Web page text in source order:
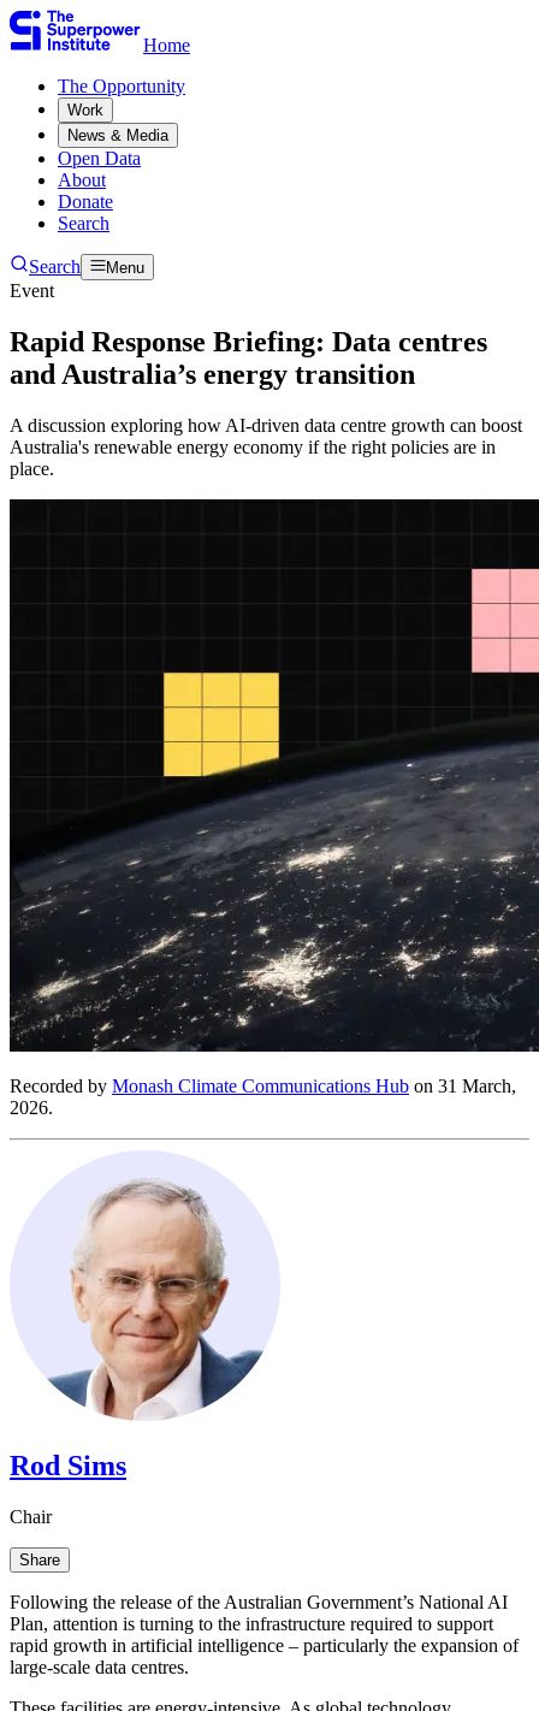
Home
The Opportunity​​​​‌ ‍ ​‍​‍‌‍ ‌ ​‍‌‍‍‌‌‍‌ ‌‍‍‌‌‍ ‍​‍​‍​ ‍‍​‍​‍‌ ​ ‌‍​‌‌‍ ‍‌‍‍‌‌ ‌​‌ ‍‌​‍ ‍‌‍‍‌‌‍ ​‍​‍​‍ ​​‍​‍‌‍‍​‌ ​‍‌‍‌‌‌‍‌‍​‍​‍​ ‍‍​‍​‍‌‍‍​‌ ‌​‌ ‌​‌ ​​​ ‍‍​‍ ​‍ ‌‍ ​‌‍ ‌‍​ ‌‍​‌‌‍ ​‌‍‍​‌‍ ‌ ​ ‌ ‌​​ ‍‍​ ​ ​ ​ ​ ​ ​ ​ ​‍ ‌‍‍‌‌‍ ‍‌ ‌​‌‍‌‌‌‍ ‍‌ ‌​​‍ ‌‍‌‌‌‍‌​‌‍‍‌‌ ‌​​‍ ‌‍ ‌‌‍ ‌‍‌​‌‍‌‌​ ‌‌ ​​‌ ​‍‌‍‌‌‌ ​ ‌‍‌‌‌‍ ‍‌ ‌​‌‍​‌‌ ‌​‌‍‍‌‌‍ ‌‍ ‍​ ‍ ‌‍‍‌‌‍‌​​ ‌​ ​‍​ ‌‍​ ‌‌​ ‌‍​ ​​‌‍‌‌​ ‍​​ ​​​‍ ‌​ ‌ ​ ‌​​ ‌‍​ ‌‌​‍ ‌​ ‌​​ ‍​​ ​ ​ ‍‌​‍ ‌​ ‍​​ ‌‍​ ​‍​ ‍‌​‍ ‌​ ‌‌​ ‌‌​ ‌ ​ ​‍‌‍‌‍​ ‍​​ ​‍​ ‍‌​ ‌‌​ ‍​​ ​​‌‍‌‌​ ‍ ‌ ‌​‌ ‍‌‌ ​​‌‍‌‌​ ‌‌ ​ ‌‍‌‌‌ ‌​‌ ‌​‌‍‍‌‌‍ ‍‌‍‌ ‌ ​ ​ ‍ ‌ ​​‌‍​‌‌ ‌​‌‍‍​​ ‌‌ ​ ‌‍‍‌‌ ‌​‌‍‌‌‌​ ‍‌‍​‌‌ ‌‍‌​‍‌‌ ‌​‌‍‌‌‌‍ ‌‌ ​ ​‍‌‌​ ‌‌‌​​‍‌‌ ‌‍‍ ‌‍‌‌‌ ‍‌​‍‌‌​ ​ ‌​‌​​‍‌‌​ ​ ‌​‌​​‍‌‌​ ​‍​ ​‍‌‍‌‌‌‍​‍‌‍‌‌‌‍​ ‌‍​‍‌‍​‌​ ​​​ ​​​ ​​​ ‌​​ ​​‌‍​ ​‍‌‌​ ​‍​ ​‍​‍‌‌​ ‌‌‌​‌​​‍ ‍‌‍ ​‌‍​‌‌‍​‍‌‍‌‌‌‍ ​​ ‌‍​‍‌‍​‌‌ ​ ‌‍‌‌‌‌‌‌‌ ​‍‌‍ ​​ ‌‌‍‍​‌ ‌​‌ ‌​‌ ​​​‍‌‌​ ​ ‌​​‌​‍‌‌​ ​‍‌​‌‍​‍‌‌​ ​‍‌​‌‍‌‍ ​‌‍ ‌‍​ ‌‍​‌‌‍ ​‌‍‍​‌‍ ‌ ​ ‌ ‌​​‍‌‌​ ​ ‌​​‌​ ​ ​ ​ ​ ​ ​ ​ ​‍‌‍‌‍‍‌‌‍‌​​ ‌​ ​‍​ ‌‍​ ‌‌​ ‌‍​ ​​‌‍‌‌​ ‍​​ ​​​‍ ‌​ ‌ ​ ‌​​ ‌‍​ ‌‌​‍ ‌​ ‌​​ ‍​​ ​ ​ ‍‌​‍ ‌​ ‍​​ ‌‍​ ​‍​ ‍‌​‍ ‌​ ‌‌​ ‌‌​ ‌ ​ ​‍‌‍‌‍​ ‍​​ ​‍​ ‍‌​ ‌‌​ ‍​​ ​​‌‍‌‌​‍‌‍‌ ‌​‌ ‍‌‌ ​​‌‍‌‌​ ‌‌ ​ ‌‍‌‌‌ ‌​‌ ‌​‌‍‍‌‌‍ ‍‌‍‌ ‌ ​ ​‍‌‍‌ ​​‌‍​‌‌ ‌​‌‍‍​​ ‌‌ ​ ‌‍‍‌‌ ‌​‌‍‌‌‌​ ‍‌‍​‌‌ ‌‍‌​‍‌‌ ‌​‌‍‌‌‌‍ ‌‌ ​ ​‍‌‌​ ‌‌‌​​‍‌‌ ‌‍‍ ‌‍‌‌‌ ‍‌​‍‌‌​ ​ ‌​‌​​‍‌‌​ ​ ‌​‌​​‍‌‌​ ​‍​ ​‍‌‍‌‌‌‍​‍‌‍‌‌‌‍​ ‌‍​‍‌‍​‌​ ​​​ ​​​ ​​​ ‌​​ ​​‌‍​ ​‍‌‌​ ​‍​ ​‍​‍‌‌​ ‌‌‌​‌​​‍ ‍‌‍ ​‌‍​‌‌‍​‍‌‍‌‌‌‍ ​​‍‌‍‌ ​​‌‍‌‌‌ ​‍‌ ​ ‌ ​​‌‍‌‌‌‍​ ‌ ‌​‌‍‍‌‌ ‌‍‌‍‌‌​ ‌‌ ​​‌ ‌‌‌‍​‍‌‍ ​‌‍‍‌‌ ​ ‌‍‍​‌‍‌‌‌‍‌​​‍​‍‌ ‌
Work​​​​‌ ‍ ​‍​‍‌‍ ‌ ​‍‌‍‍‌‌‍‌ ‌‍‍‌‌‍ ‍​‍​‍​ ‍‍​‍​‍‌ ​ ‌‍​‌‌‍ ‍‌‍‍‌‌ ‌​‌ ‍‌​‍ ‍‌‍‍‌‌‍ ​‍​‍​‍ ​​‍​‍‌‍‍​‌ ​‍‌‍‌‌‌‍‌‍​‍​‍​ ‍‍​‍​‍‌‍‍​‌ ‌​‌ ‌​‌ ​​​ ‍‍​‍ ​‍ ‌‍ ​‌‍ ‌‍​ ‌‍​‌‌‍ ​‌‍‍​‌‍ ‌ ​ ‌ ‌​​ ‍‍​ ​ ​ ​ ​ ​ ​ ​ ​‍ ‌‍‍‌‌‍ ‍‌ ‌​‌‍‌‌‌‍ ‍‌ ‌​​‍ ‌‍‌‌‌‍‌​‌‍‍‌‌ ‌​​‍ ‌‍ ‌‌‍ ‌‍‌​‌‍‌‌​ ‌‌ ​​‌ ​‍‌‍‌‌‌ ​ ‌‍‌‌‌‍ ‍‌ ‌​‌‍​‌‌ ‌​‌‍‍‌‌‍ ‌‍ ‍​ ‍ ‌‍‍‌‌‍‌​​ ‌​ ​‍​ ‌‍​ ‌‌​ ‌‍​ ​​‌‍‌‌​ ‍​​ ​​​‍ ‌​ ‌ ​ ‌​​ ‌‍​ ‌‌​‍ ‌​ ‌​​ ‍​​ ​ ​ ‍‌​‍ ‌​ ‍​​ ‌‍​ ​‍​ ‍‌​‍ ‌​ ‌‌​ ‌‌​ ‌ ​ ​‍‌‍‌‍​ ‍​​ ​‍​ ‍‌​ ‌‌​ ‍​​ ​​‌‍‌‌​ ‍ ‌ ‌​‌ ‍‌‌ ​​‌‍‌‌​ ‌‌ ​ ‌‍‌‌‌ ‌​‌ ‌​‌‍‍‌‌‍ ‍‌‍‌ ‌ ​ ​ ‍ ‌ ​​‌‍​‌‌ ‌​‌‍‍​​ ‌‌ ​ ‌‍‍‌‌ ‌​‌‍‌‌‌​ ‍‌‍​‌‌ ‌‍‌​‍‌‌ ‌​‌‍‌‌‌‍ ‌‌ ​ ​‍‌‌​ ‌‌‌​​‍‌‌ ‌‍‍ ‌‍‌‌‌ ‍‌​‍‌‌​ ​ ‌​‌​​‍‌‌​ ​ ‌​‌​​‍‌‌​ ​‍​ ​‍​ ‌‌​ ​​‌‍‌‍‌‍​‌‌‍‌​​ ‌‌​ ‌ ‌‍‌‍​ ‌ ‌‍​‌‌‍‌‌​ ​‍​ ‌ ​ ‌​‌‍‌‌​ ‍‌‌‍​ ​ ​​‌‍‌​​ ‍‌​ ​ ​ ‌‌​ ‌‌​ ​‍​ ‌ ​ ‌ ​ ‌‌‌‍‌​‌‍​‌​ ‍‌​ ​​​ ‌ ​‍‌‌​ ​‍​ ​‍​‍‌‌​ ‌‌‌​‌​​‍ ‍‌‍ ​‌‍​‌‌‍​‍‌‍‌‌‌‍ ​​ ‌‍​‍‌‍​‌‌ ​ ‌‍‌‌‌‌‌‌‌ ​‍‌‍ ​​ ‌‌‍‍​‌ ‌​‌ ‌​‌ ​​​‍‌‌​ ​ ‌​​‌​‍‌‌​ ​‍‌​‌‍​‍‌‌​ ​‍‌​‌‍‌‍ ​‌‍ ‌‍​ ‌‍​‌‌‍ ​‌‍‍​‌‍ ‌ ​ ‌ ‌​​‍‌‌​ ​ ‌​​‌​ ​ ​ ​ ​ ​ ​ ​ ​‍‌‍‌‍‍‌‌‍‌​​ ‌​ ​‍​ ‌‍​ ‌‌​ ‌‍​ ​​‌‍‌‌​ ‍​​ ​​​‍ ‌​ ‌ ​ ‌​​ ‌‍​ ‌‌​‍ ‌​ ‌​​ ‍​​ ​ ​ ‍‌​‍ ‌​ ‍​​ ‌‍​ ​‍​ ‍‌​‍ ‌​ ‌‌​ ‌‌​ ‌ ​ ​‍‌‍‌‍​ ‍​​ ​‍​ ‍‌​ ‌‌​ ‍​​ ​​‌‍‌‌​‍‌‍‌ ‌​‌ ‍‌‌ ​​‌‍‌‌​ ‌‌ ​ ‌‍‌‌‌ ‌​‌ ‌​‌‍‍‌‌‍ ‍‌‍‌ ‌ ​ ​‍‌‍‌ ​​‌‍​‌‌ ‌​‌‍‍​​ ‌‌ ​ ‌‍‍‌‌ ‌​‌‍‌‌‌​ ‍‌‍​‌‌ ‌‍‌​‍‌‌ ‌​‌‍‌‌‌‍ ‌‌ ​ ​‍‌‌​ ‌‌‌​​‍‌‌ ‌‍‍ ‌‍‌‌‌ ‍‌​‍‌‌​ ​ ‌​‌​​‍‌‌​ ​ ‌​‌​​‍‌‌​ ​‍​ ​‍​ ‌‌​ ​​‌‍‌‍‌‍​‌‌‍‌​​ ‌‌​ ‌ ‌‍‌‍​ ‌ ‌‍​‌‌‍‌‌​ ​‍​ ‌ ​ ‌​‌‍‌‌​ ‍‌‌‍​ ​ ​​‌‍‌​​ ‍‌​ ​ ​ ‌‌​ ‌‌​ ​‍​ ‌ ​ ‌ ​ ‌‌‌‍‌​‌‍​‌​ ‍‌​ ​​​ ‌ ​‍‌‌​ ​‍​ ​‍​‍‌‌​ ‌‌‌​‌​​‍ ‍‌‍ ​‌‍​‌‌‍​‍‌‍‌‌‌‍ ​​‍‌‍‌ ​​‌‍‌‌‌ ​‍‌ ​ ‌ ​​‌‍‌‌‌‍​ ‌ ‌​‌‍‍‌‌ ‌‍‌‍‌‌​ ‌‌ ​​‌ ‌‌‌‍​‍‌‍ ​‌‍‍‌‌ ​ ‌‍‍​‌‍‌‌‌‍‌​​‍​‍‌ ‌
News & Media​​​​‌ ‍ ​‍​‍‌‍ ‌ ​‍‌‍‍‌‌‍‌ ‌‍‍‌‌‍ ‍​‍​‍​ ‍‍​‍​‍‌ ​ ‌‍​‌‌‍ ‍‌‍‍‌‌ ‌​‌ ‍‌​‍ ‍‌‍‍‌‌‍ ​‍​‍​‍ ​​‍​‍‌‍‍​‌ ​‍‌‍‌‌‌‍‌‍​‍​‍​ ‍‍​‍​‍‌‍‍​‌ ‌​‌ ‌​‌ ​​​ ‍‍​‍ ​‍ ‌‍ ​‌‍ ‌‍​ ‌‍​‌‌‍ ​‌‍‍​‌‍ ‌ ​ ‌ ‌​​ ‍‍​ ​ ​ ​ ​ ​ ​ ​ ​‍ ‌‍‍‌‌‍ ‍‌ ‌​‌‍‌‌‌‍ ‍‌ ‌​​‍ ‌‍‌‌‌‍‌​‌‍‍‌‌ ‌​​‍ ‌‍ ‌‌‍ ‌‍‌​‌‍‌‌​ ‌‌ ​​‌ ​‍‌‍‌‌‌ ​ ‌‍‌‌‌‍ ‍‌ ‌​‌‍​‌‌ ‌​‌‍‍‌‌‍ ‌‍ ‍​ ‍ ‌‍‍‌‌‍‌​​ ‌​ ​‍​ ‌‍​ ‌‌​ ‌‍​ ​​‌‍‌‌​ ‍​​ ​​​‍ ‌​ ‌ ​ ‌​​ ‌‍​ ‌‌​‍ ‌​ ‌​​ ‍​​ ​ ​ ‍‌​‍ ‌​ ‍​​ ‌‍​ ​‍​ ‍‌​‍ ‌​ ‌‌​ ‌‌​ ‌ ​ ​‍‌‍‌‍​ ‍​​ ​‍​ ‍‌​ ‌‌​ ‍​​ ​​‌‍‌‌​ ‍ ‌ ‌​‌ ‍‌‌ ​​‌‍‌‌​ ‌‌ ​ ‌‍‌‌‌ ‌​‌ ‌​‌‍‍‌‌‍ ‍‌‍‌ ‌ ​ ​ ‍ ‌ ​​‌‍​‌‌ ‌​‌‍‍​​ ‌‌ ​ ‌‍‍‌‌ ‌​‌‍‌‌‌​ ‍‌‍​‌‌ ‌‍‌​‍‌‌ ‌​‌‍‌‌‌‍ ‌‌ ​ ​‍‌‌​ ‌‌‌​​‍‌‌ ‌‍‍ ‌‍‌‌‌ ‍‌​‍‌‌​ ​ ‌​‌​​‍‌‌​ ​ ‌​‌​​‍‌‌​ ​‍​ ​‍​ ​​​ ​ ​ ‌‌​ ‍‌​ ‌‍‌‍‌‌‌‍‌​‌‍‌‌​ ‍​​ ​​​ ‌ ​ ‌‌​‍‌‌​ ​‍​ ​‍​‍‌‌​ ‌‌‌​‌​​‍ ‍‌‍ ​‌‍​‌‌‍​‍‌‍‌‌‌‍ ​​ ‌‍​‍‌‍​‌‌ ​ ‌‍‌‌‌‌‌‌‌ ​‍‌‍ ​​ ‌‌‍‍​‌ ‌​‌ ‌​‌ ​​​‍‌‌​ ​ ‌​​‌​‍‌‌​ ​‍‌​‌‍​‍‌‌​ ​‍‌​‌‍‌‍ ​‌‍ ‌‍​ ‌‍​‌‌‍ ​‌‍‍​‌‍ ‌ ​ ‌ ‌​​‍‌‌​ ​ ‌​​‌​ ​ ​ ​ ​ ​ ​ ​ ​‍‌‍‌‍‍‌‌‍‌​​ ‌​ ​‍​ ‌‍​ ‌‌​ ‌‍​ ​​‌‍‌‌​ ‍​​ ​​​‍ ‌​ ‌ ​ ‌​​ ‌‍​ ‌‌​‍ ‌​ ‌​​ ‍​​ ​ ​ ‍‌​‍ ‌​ ‍​​ ‌‍​ ​‍​ ‍‌​‍ ‌​ ‌‌​ ‌‌​ ‌ ​ ​‍‌‍‌‍​ ‍​​ ​‍​ ‍‌​ ‌‌​ ‍​​ ​​‌‍‌‌​‍‌‍‌ ‌​‌ ‍‌‌ ​​‌‍‌‌​ ‌‌ ​ ‌‍‌‌‌ ‌​‌ ‌​‌‍‍‌‌‍ ‍‌‍‌ ‌ ​ ​‍‌‍‌ ​​‌‍​‌‌ ‌​‌‍‍​​ ‌‌ ​ ‌‍‍‌‌ ‌​‌‍‌‌‌​ ‍‌‍​‌‌ ‌‍‌​‍‌‌ ‌​‌‍‌‌‌‍ ‌‌ ​ ​‍‌‌​ ‌‌‌​​‍‌‌ ‌‍‍ ‌‍‌‌‌ ‍‌​‍‌‌​ ​ ‌​‌​​‍‌‌​ ​ ‌​‌​​‍‌‌​ ​‍​ ​‍​ ​​​ ​ ​ ‌‌​ ‍‌​ ‌‍‌‍‌‌‌‍‌​‌‍‌‌​ ‍​​ ​​​ ‌ ​ ‌‌​‍‌‌​ ​‍​ ​‍​‍‌‌​ ‌‌‌​‌​​‍ ‍‌‍ ​‌‍​‌‌‍​‍‌‍‌‌‌‍ ​​‍‌‍‌ ​​‌‍‌‌‌ ​‍‌ ​ ‌ ​​‌‍‌‌‌‍​ ‌ ‌​‌‍‍‌‌ ‌‍‌‍‌‌​ ‌‌ ​​‌ ‌‌‌‍​‍‌‍ ​‌‍‍‌‌ ​ ‌‍‍​‌‍‌‌‌‍‌​​‍​‍‌ ‌
Open Data​​​​‌ ‍ ​‍​‍‌‍ ‌ ​‍‌‍‍‌‌‍‌ ‌‍‍‌‌‍ ‍​‍​‍​ ‍‍​‍​‍‌ ​ ‌‍​‌‌‍ ‍‌‍‍‌‌ ‌​‌ ‍‌​‍ ‍‌‍‍‌‌‍ ​‍​‍​‍ ​​‍​‍‌‍‍​‌ ​‍‌‍‌‌‌‍‌‍​‍​‍​ ‍‍​‍​‍‌‍‍​‌ ‌​‌ ‌​‌ ​​​ ‍‍​‍ ​‍ ‌‍ ​‌‍ ‌‍​ ‌‍​‌‌‍ ​‌‍‍​‌‍ ‌ ​ ‌ ‌​​ ‍‍​ ​ ​ ​ ​ ​ ​ ​ ​‍ ‌‍‍‌‌‍ ‍‌ ‌​‌‍‌‌‌‍ ‍‌ ‌​​‍ ‌‍‌‌‌‍‌​‌‍‍‌‌ ‌​​‍ ‌‍ ‌‌‍ ‌‍‌​‌‍‌‌​ ‌‌ ​​‌ ​‍‌‍‌‌‌ ​ ‌‍‌‌‌‍ ‍‌ ‌​‌‍​‌‌ ‌​‌‍‍‌‌‍ ‌‍ ‍​ ‍ ‌‍‍‌‌‍‌​​ ‌​ ​‍​ ‌‍​ ‌‌​ ‌‍​ ​​‌‍‌‌​ ‍​​ ​​​‍ ‌​ ‌ ​ ‌​​ ‌‍​ ‌‌​‍ ‌​ ‌​​ ‍​​ ​ ​ ‍‌​‍ ‌​ ‍​​ ‌‍​ ​‍​ ‍‌​‍ ‌​ ‌‌​ ‌‌​ ‌ ​ ​‍‌‍‌‍​ ‍​​ ​‍​ ‍‌​ ‌‌​ ‍​​ ​​‌‍‌‌​ ‍ ‌ ‌​‌ ‍‌‌ ​​‌‍‌‌​ ‌‌ ​ ‌‍‌‌‌ ‌​‌ ‌​‌‍‍‌‌‍ ‍‌‍‌ ‌ ​ ​ ‍ ‌ ​​‌‍​‌‌ ‌​‌‍‍​​ ‌‌ ​ ‌‍‍‌‌ ‌​‌‍‌‌‌​ ‍‌‍​‌‌ ‌‍‌​‍‌‌ ‌​‌‍‌‌‌‍ ‌‌ ​ ​‍‌‌​ ‌‌‌​​‍‌‌ ‌‍‍ ‌‍‌‌‌ ‍‌​‍‌‌​ ​ ‌​‌​​‍‌‌​ ​ ‌​‌​​‍‌‌​ ​‍​ ​‍​ ‍​‌‍‌‍‌‍‌​​ ​ ​ ‍​‌‍​‍‌‍‌‌‌‍​ ​ ​‍‌‍​‍​ ‍‌​ ​ ​‍‌‌​ ​‍​ ​‍​‍‌‌​ ‌‌‌​‌​​‍ ‍‌‍ ​‌‍​‌‌‍​‍‌‍‌‌‌‍ ​​ ‌‍​‍‌‍​‌‌ ​ ‌‍‌‌‌‌‌‌‌ ​‍‌‍ ​​ ‌‌‍‍​‌ ‌​‌ ‌​‌ ​​​‍‌‌​ ​ ‌​​‌​‍‌‌​ ​‍‌​‌‍​‍‌‌​ ​‍‌​‌‍‌‍ ​‌‍ ‌‍​ ‌‍​‌‌‍ ​‌‍‍​‌‍ ‌ ​ ‌ ‌​​‍‌‌​ ​ ‌​​‌​ ​ ​ ​ ​ ​ ​ ​ ​‍‌‍‌‍‍‌‌‍‌​​ ‌​ ​‍​ ‌‍​ ‌‌​ ‌‍​ ​​‌‍‌‌​ ‍​​ ​​​‍ ‌​ ‌ ​ ‌​​ ‌‍​ ‌‌​‍ ‌​ ‌​​ ‍​​ ​ ​ ‍‌​‍ ‌​ ‍​​ ‌‍​ ​‍​ ‍‌​‍ ‌​ ‌‌​ ‌‌​ ‌ ​ ​‍‌‍‌‍​ ‍​​ ​‍​ ‍‌​ ‌‌​ ‍​​ ​​‌‍‌‌​‍‌‍‌ ‌​‌ ‍‌‌ ​​‌‍‌‌​ ‌‌ ​ ‌‍‌‌‌ ‌​‌ ‌​‌‍‍‌‌‍ ‍‌‍‌ ‌ ​ ​‍‌‍‌ ​​‌‍​‌‌ ‌​‌‍‍​​ ‌‌ ​ ‌‍‍‌‌ ‌​‌‍‌‌‌​ ‍‌‍​‌‌ ‌‍‌​‍‌‌ ‌​‌‍‌‌‌‍ ‌‌ ​ ​‍‌‌​ ‌‌‌​​‍‌‌ ‌‍‍ ‌‍‌‌‌ ‍‌​‍‌‌​ ​ ‌​‌​​‍‌‌​ ​ ‌​‌​​‍‌‌​ ​‍​ ​‍​ ‍​‌‍‌‍‌‍‌​​ ​ ​ ‍​‌‍​‍‌‍‌‌‌‍​ ​ ​‍‌‍​‍​ ‍‌​ ​ ​‍‌‌​ ​‍​ ​‍​‍‌‌​ ‌‌‌​‌​​‍ ‍‌‍ ​‌‍​‌‌‍​‍‌‍‌‌‌‍ ​​‍‌‍‌ ​​‌‍‌‌‌ ​‍‌ ​ ‌ ​​‌‍‌‌‌‍​ ‌ ‌​‌‍‍‌‌ ‌‍‌‍‌‌​ ‌‌ ​​‌ ‌‌‌‍​‍‌‍ ​‌‍‍‌‌ ​ ‌‍‍​‌‍‌‌‌‍‌​​‍​‍‌ ‌
About​​​​‌ ‍ ​‍​‍‌‍ ‌ ​‍‌‍‍‌‌‍‌ ‌‍‍‌‌‍ ‍​‍​‍​ ‍‍​‍​‍‌ ​ ‌‍​‌‌‍ ‍‌‍‍‌‌ ‌​‌ ‍‌​‍ ‍‌‍‍‌‌‍ ​‍​‍​‍ ​​‍​‍‌‍‍​‌ ​‍‌‍‌‌‌‍‌‍​‍​‍​ ‍‍​‍​‍‌‍‍​‌ ‌​‌ ‌​‌ ​​​ ‍‍​‍ ​‍ ‌‍ ​‌‍ ‌‍​ ‌‍​‌‌‍ ​‌‍‍​‌‍ ‌ ​ ‌ ‌​​ ‍‍​ ​ ​ ​ ​ ​ ​ ​ ​‍ ‌‍‍‌‌‍ ‍‌ ‌​‌‍‌‌‌‍ ‍‌ ‌​​‍ ‌‍‌‌‌‍‌​‌‍‍‌‌ ‌​​‍ ‌‍ ‌‌‍ ‌‍‌​‌‍‌‌​ ‌‌ ​​‌ ​‍‌‍‌‌‌ ​ ‌‍‌‌‌‍ ‍‌ ‌​‌‍​‌‌ ‌​‌‍‍‌‌‍ ‌‍ ‍​ ‍ ‌‍‍‌‌‍‌​​ ‌​ ​‍​ ‌‍​ ‌‌​ ‌‍​ ​​‌‍‌‌​ ‍​​ ​​​‍ ‌​ ‌ ​ ‌​​ ‌‍​ ‌‌​‍ ‌​ ‌​​ ‍​​ ​ ​ ‍‌​‍ ‌​ ‍​​ ‌‍​ ​‍​ ‍‌​‍ ‌​ ‌‌​ ‌‌​ ‌ ​ ​‍‌‍‌‍​ ‍​​ ​‍​ ‍‌​ ‌‌​ ‍​​ ​​‌‍‌‌​ ‍ ‌ ‌​‌ ‍‌‌ ​​‌‍‌‌​ ‌‌ ​ ‌‍‌‌‌ ‌​‌ ‌​‌‍‍‌‌‍ ‍‌‍‌ ‌ ​ ​ ‍ ‌ ​​‌‍​‌‌ ‌​‌‍‍​​ ‌‌ ​ ‌‍‍‌‌ ‌​‌‍‌‌‌​ ‍‌‍​‌‌ ‌‍‌​‍‌‌ ‌​‌‍‌‌‌‍ ‌‌ ​ ​‍‌‌​ ‌‌‌​​‍‌‌ ‌‍‍ ‌‍‌‌‌ ‍‌​‍‌‌​ ​ ‌​‌​​‍‌‌​ ​ ‌​‌​​‍‌‌​ ​‍​ ​‍​ ‌‍​ ​ ‌‍‌‌‌‍​‌‌‍​‍‌‍‌​‌‍‌‌​ ​​​ ‌‍​ ‌ ​ ‌ ​ ‌‌​‍‌‌​ ​‍​ ​‍​‍‌‌​ ‌‌‌​‌​​‍ ‍‌‍ ​‌‍​‌‌‍​‍‌‍‌‌‌‍ ​​ ‌‍​‍‌‍​‌‌ ​ ‌‍‌‌‌‌‌‌‌ ​‍‌‍ ​​ ‌‌‍‍​‌ ‌​‌ ‌​‌ ​​​‍‌‌​ ​ ‌​​‌​‍‌‌​ ​‍‌​‌‍​‍‌‌​ ​‍‌​‌‍‌‍ ​‌‍ ‌‍​ ‌‍​‌‌‍ ​‌‍‍​‌‍ ‌ ​ ‌ ‌​​‍‌‌​ ​ ‌​​‌​ ​ ​ ​ ​ ​ ​ ​ ​‍‌‍‌‍‍‌‌‍‌​​ ‌​ ​‍​ ‌‍​ ‌‌​ ‌‍​ ​​‌‍‌‌​ ‍​​ ​​​‍ ‌​ ‌ ​ ‌​​ ‌‍​ ‌‌​‍ ‌​ ‌​​ ‍​​ ​ ​ ‍‌​‍ ‌​ ‍​​ ‌‍​ ​‍​ ‍‌​‍ ‌​ ‌‌​ ‌‌​ ‌ ​ ​‍‌‍‌‍​ ‍​​ ​‍​ ‍‌​ ‌‌​ ‍​​ ​​‌‍‌‌​‍‌‍‌ ‌​‌ ‍‌‌ ​​‌‍‌‌​ ‌‌ ​ ‌‍‌‌‌ ‌​‌ ‌​‌‍‍‌‌‍ ‍‌‍‌ ‌ ​ ​‍‌‍‌ ​​‌‍​‌‌ ‌​‌‍‍​​ ‌‌ ​ ‌‍‍‌‌ ‌​‌‍‌‌‌​ ‍‌‍​‌‌ ‌‍‌​‍‌‌ ‌​‌‍‌‌‌‍ ‌‌ ​ ​‍‌‌​ ‌‌‌​​‍‌‌ ‌‍‍ ‌‍‌‌‌ ‍‌​‍‌‌​ ​ ‌​‌​​‍‌‌​ ​ ‌​‌​​‍‌‌​ ​‍​ ​‍​ ‌‍​ ​ ‌‍‌‌‌‍​‌‌‍​‍‌‍‌​‌‍‌‌​ ​​​ ‌‍​ ‌ ​ ‌ ​ ‌‌​‍‌‌​ ​‍​ ​‍​‍‌‌​ ‌‌‌​‌​​‍ ‍‌‍ ​‌‍​‌‌‍​‍‌‍‌‌‌‍ ​​‍‌‍‌ ​​‌‍‌‌‌ ​‍‌ ​ ‌ ​​‌‍‌‌‌‍​ ‌ ‌​‌‍‍‌‌ ‌‍‌‍‌‌​ ‌‌ ​​‌ ‌‌‌‍​‍‌‍ ​‌‍‍‌‌ ​ ‌‍‍​‌‍‌‌‌‍‌​​‍​‍‌ ‌
Donate​​​​‌ ‍ ​‍​‍‌‍ ‌ ​‍‌‍‍‌‌‍‌ ‌‍‍‌‌‍ ‍​‍​‍​ ‍‍​‍​‍‌ ​ ‌‍​‌‌‍ ‍‌‍‍‌‌ ‌​‌ ‍‌​‍ ‍‌‍‍‌‌‍ ​‍​‍​‍ ​​‍​‍‌‍‍​‌ ​‍‌‍‌‌‌‍‌‍​‍​‍​ ‍‍​‍​‍‌‍‍​‌ ‌​‌ ‌​‌ ​​​ ‍‍​‍ ​‍ ‌‍ ​‌‍ ‌‍​ ‌‍​‌‌‍ ​‌‍‍​‌‍ ‌ ​ ‌ ‌​​ ‍‍​ ​ ​ ​ ​ ​ ​ ​ ​‍ ‌‍‍‌‌‍ ‍‌ ‌​‌‍‌‌‌‍ ‍‌ ‌​​‍ ‌‍‌‌‌‍‌​‌‍‍‌‌ ‌​​‍ ‌‍ ‌‌‍ ‌‍‌​‌‍‌‌​ ‌‌ ​​‌ ​‍‌‍‌‌‌ ​ ‌‍‌‌‌‍ ‍‌ ‌​‌‍​‌‌ ‌​‌‍‍‌‌‍ ‌‍ ‍​ ‍ ‌‍‍‌‌‍‌​​ ‌​ ​‍​ ‌‍​ ‌‌​ ‌‍​ ​​‌‍‌‌​ ‍​​ ​​​‍ ‌​ ‌ ​ ‌​​ ‌‍​ ‌‌​‍ ‌​ ‌​​ ‍​​ ​ ​ ‍‌​‍ ‌​ ‍​​ ‌‍​ ​‍​ ‍‌​‍ ‌​ ‌‌​ ‌‌​ ‌ ​ ​‍‌‍‌‍​ ‍​​ ​‍​ ‍‌​ ‌‌​ ‍​​ ​​‌‍‌‌​ ‍ ‌ ‌​‌ ‍‌‌ ​​‌‍‌‌​ ‌‌ ​ ‌‍‌‌‌ ‌​‌ ‌​‌‍‍‌‌‍ ‍‌‍‌ ‌ ​ ​ ‍ ‌ ​​‌‍​‌‌ ‌​‌‍‍​​ ‌‌ ​ ‌‍‍‌‌ ‌​‌‍‌‌‌​ ‍‌‍​‌‌ ‌‍‌​‍‌‌ ‌​‌‍‌‌‌‍ ‌‌ ​ ​‍‌‌​ ‌‌‌​​‍‌‌ ‌‍‍ ‌‍‌‌‌ ‍‌​‍‌‌​ ​ ‌​‌​​‍‌‌​ ​ ‌​‌​​‍‌‌​ ​‍​ ​‍​ ‌​​ ‍‌​ ‌‍​ ​ ​ ‍​‌‍​ ​ ‌‌​ ​‍‌‍‌‌​ ​‍​ ‌‌‌‍‌‌​‍‌‌​ ​‍​ ​‍​‍‌‌​ ‌‌‌​‌​​‍ ‍‌‍ ​‌‍​‌‌‍​‍‌‍‌‌‌‍ ​​ ‌‍​‍‌‍​‌‌ ​ ‌‍‌‌‌‌‌‌‌ ​‍‌‍ ​​ ‌‌‍‍​‌ ‌​‌ ‌​‌ ​​​‍‌‌​ ​ ‌​​‌​‍‌‌​ ​‍‌​‌‍​‍‌‌​ ​‍‌​‌‍‌‍ ​‌‍ ‌‍​ ‌‍​‌‌‍ ​‌‍‍​‌‍ ‌ ​ ‌ ‌​​‍‌‌​ ​ ‌​​‌​ ​ ​ ​ ​ ​ ​ ​ ​‍‌‍‌‍‍‌‌‍‌​​ ‌​ ​‍​ ‌‍​ ‌‌​ ‌‍​ ​​‌‍‌‌​ ‍​​ ​​​‍ ‌​ ‌ ​ ‌​​ ‌‍​ ‌‌​‍ ‌​ ‌​​ ‍​​ ​ ​ ‍‌​‍ ‌​ ‍​​ ‌‍​ ​‍​ ‍‌​‍ ‌​ ‌‌​ ‌‌​ ‌ ​ ​‍‌‍‌‍​ ‍​​ ​‍​ ‍‌​ ‌‌​ ‍​​ ​​‌‍‌‌​‍‌‍‌ ‌​‌ ‍‌‌ ​​‌‍‌‌​ ‌‌ ​ ‌‍‌‌‌ ‌​‌ ‌​‌‍‍‌‌‍ ‍‌‍‌ ‌ ​ ​‍‌‍‌ ​​‌‍​‌‌ ‌​‌‍‍​​ ‌‌ ​ ‌‍‍‌‌ ‌​‌‍‌‌‌​ ‍‌‍​‌‌ ‌‍‌​‍‌‌ ‌​‌‍‌‌‌‍ ‌‌ ​ ​‍‌‌​ ‌‌‌​​‍‌‌ ‌‍‍ ‌‍‌‌‌ ‍‌​‍‌‌​ ​ ‌​‌​​‍‌‌​ ​ ‌​‌​​‍‌‌​ ​‍​ ​‍​ ‌​​ ‍‌​ ‌‍​ ​ ​ ‍​‌‍​ ​ ‌‌​ ​‍‌‍‌‌​ ​‍​ ‌‌‌‍‌‌​‍‌‌​ ​‍​ ​‍​‍‌‌​ ‌‌‌​‌​​‍ ‍‌‍ ​‌‍​‌‌‍​‍‌‍‌‌‌‍ ​​‍‌‍‌ ​​‌‍‌‌‌ ​‍‌ ​ ‌ ​​‌‍‌‌‌‍​ ‌ ‌​‌‍‍‌‌ ‌‍‌‍‌‌​ ‌‌ ​​‌ ‌‌‌‍​‍‌‍ ​‌‍‍‌‌ ​ ‌‍‍​‌‍‌‌‌‍‌​​‍​‍‌ ‌
Search
Search Menu
Event
Rapid Response Briefing: Data centres
and Australia’s energy transition​​​​‌ ‍ ​‍​‍‌‍ ‌ ​‍‌‍‍‌‌‍‌ ‌‍‍‌‌‍ ‍​‍​‍​ ‍‍​‍​‍‌ ​ ‌‍​‌‌‍ ‍‌‍‍‌‌ ‌​‌ ‍‌​‍ ‍‌‍‍‌‌‍ ​‍​‍​‍ ​​‍​‍‌‍‍​‌ ​‍‌‍‌‌‌‍‌‍​‍​‍​ ‍‍​‍​‍‌‍‍​‌ ‌​‌ ‌​‌ ​​​ ‍‍​‍ ​‍ ‌‍ ​‌‍ ‌‍​ ‌‍​‌‌‍ ​‌‍‍​‌‍ ‌ ​ ‌ ‌​​ ‍‍​ ​ ​ ​ ​ ​ ​ ​ ​‍ ‌‍‍‌‌‍ ‍‌ ‌​‌‍‌‌‌‍ ‍‌ ‌​​‍ ‌‍‌‌‌‍‌​‌‍‍‌‌ ‌​​‍ ‌‍ ‌‌‍ ‌‍‌​‌‍‌‌​ ‌‌ ​​‌ ​‍‌‍‌‌‌ ​ ‌‍‌‌‌‍ ‍‌ ‌​‌‍​‌‌ ‌​‌‍‍‌‌‍ ‌‍ ‍​ ‍ ‌‍‍‌‌‍‌​​ ‌​ ‌ ​ ​‍‌‍‌‍‌‍‌‌​ ​ ​ ‌​​ ‍​​ ‍‌​‍ ‌​ ‌‌​ ‌‌‌‍‌‌​ ‍​​‍ ‌​ ‌​​ ‌‌​ ‌ ​ ‌ ​‍ ‌​ ‍‌‌‍​‌​ ‌‌‌‍‌‍​‍ ‌​ ‍​​ ​​​ ‌​​ ​‍​ ‍​‌‍‌‍​ ‍‌​ ​‍‌‍​‌​ ​‍​ ‌​​ ‍​​ ‍ ‌ ‌​‌ ‍‌‌ ​​‌‍‌‌​ ‌‌‍ ‍‌‍‌‌‌ ‌ ‌ ​ ​ ‍ ‌ ​​‌‍​‌‌ ‌​‌‍‍​​ ‌‌ ‌​‌‍‍‌‌ ‌​‌‍ ​‌‍‌‌​ ‌‍​‍‌‍​‌‌ ​ ‌‍‌‌‌‌‌‌‌ ​‍‌‍ ​​ ‌‌‍‍​‌ ‌​‌ ‌​‌ ​​​‍‌‌​ ​ ‌​​‌​‍‌‌​ ​‍‌​‌‍​‍‌‌​ ​‍‌​‌‍‌‍ ​‌‍ ‌‍​ ‌‍​‌‌‍ ​‌‍‍​‌‍ ‌ ​ ‌ ‌​​‍‌‌​ ​ ‌​​‌​ ​ ​ ​ ​ ​ ​ ​ ​‍‌‍‌‍‍‌‌‍‌​​ ‌​ ‌ ​ ​‍‌‍‌‍‌‍‌‌​ ​ ​ ‌​​ ‍​​ ‍‌​‍ ‌​ ‌‌​ ‌‌‌‍‌‌​ ‍​​‍ ‌​ ‌​​ ‌‌​ ‌ ​ ‌ ​‍ ‌​ ‍‌‌‍​‌​ ‌‌‌‍‌‍​‍ ‌​ ‍​​ ​​​ ‌​​ ​‍​ ‍​‌‍‌‍​ ‍‌​ ​‍‌‍​‌​ ​‍​ ‌​​ ‍​​‍‌‍‌ ‌​‌ ‍‌‌ ​​‌‍‌‌​ ‌‌‍ ‍‌‍‌‌‌ ‌ ‌ ​ ​‍‌‍‌ ​​‌‍​‌‌ ‌​‌‍‍​​ ‌‌ ‌​‌‍‍‌‌ ‌​‌‍ ​‌‍‌‌​‍‌‍‌ ​​‌‍‌‌‌ ​‍‌ ​ ‌ ​​‌‍‌‌‌‍​ ‌ ‌​‌‍‍‌‌ ‌‍‌‍‌‌​ ‌‌ ​​‌ ‌‌‌‍​‍‌‍ ​‌‍‍‌‌ ​ ‌‍‍​‌‍‌‌‌‍‌​​‍​‍‌ ‌
A discussion exploring how AI-driven data centre growth can boost
Australia's renewable energy economy if the right policies are in
place.​​​​‌ ‍ ​‍​‍‌‍ ‌ ​‍‌‍‍‌‌‍‌ ‌‍‍‌‌‍ ‍​‍​‍​ ‍‍​‍​‍‌ ​ ‌‍​‌‌‍ ‍‌‍‍‌‌ ‌​‌ ‍‌​‍ ‍‌‍‍‌‌‍ ​‍​‍​‍ ​​‍​‍‌‍‍​‌ ​‍‌‍‌‌‌‍‌‍​‍​‍​ ‍‍​‍​‍‌‍‍​‌ ‌​‌ ‌​‌ ​​​ ‍‍​‍ ​‍ ‌‍ ​‌‍ ‌‍​ ‌‍​‌‌‍ ​‌‍‍​‌‍ ‌ ​ ‌ ‌​​ ‍‍​ ​ ​ ​ ​ ​ ​ ​ ​‍ ‌‍‍‌‌‍ ‍‌ ‌​‌‍‌‌‌‍ ‍‌ ‌​​‍ ‌‍‌‌‌‍‌​‌‍‍‌‌ ‌​​‍ ‌‍ ‌‌‍ ‌‍‌​‌‍‌‌​ ‌‌ ​​‌ ​‍‌‍‌‌‌ ​ ‌‍‌‌‌‍ ‍‌ ‌​‌‍​‌‌ ‌​‌‍‍‌‌‍ ‌‍ ‍​ ‍ ‌‍‍‌‌‍‌​​ ‌​ ‌ ​ ​‍‌‍‌‍‌‍‌‌​ ​ ​ ‌​​ ‍​​ ‍‌​‍ ‌​ ‌‌​ ‌‌‌‍‌‌​ ‍​​‍ ‌​ ‌​​ ‌‌​ ‌ ​ ‌ ​‍ ‌​ ‍‌‌‍​‌​ ‌‌‌‍‌‍​‍ ‌​ ‍​​ ​​​ ‌​​ ​‍​ ‍​‌‍‌‍​ ‍‌​ ​‍‌‍​‌​ ​‍​ ‌​​ ‍​​ ‍ ‌ ‌​‌ ‍‌‌ ​​‌‍‌‌​ ‌‌‍ ‍‌‍‌‌‌ ‌ ‌ ​ ​ ‍ ‌ ​​‌‍​‌‌ ‌​‌‍‍​​ ‌‌‍‌​‌‍‌‌‌ ​ ‌‍​ ‌ ​‍‌‍‍‌‌ ​​‌ ‌​‌‍‍‌‌‍ ‌‍ ‍​‍‌‌​ ‌‌‌​​‍‌‌ ‌‍‍ ‌‍‌‌‌ ‍‌​‍‌‌​ ​ ‌​‌​​‍‌‌​ ​ ‌​‌​​‍‌‌​ ​‍​ ​‍​ ​ ​ ‌ ‌‍‌‍​ ‌​​ ‌​‌‍‌‍​ ​‌‌‍​‍​ ​‌​ ​‌​ ​ ‌‍​ ​‍‌‌​ ​‍​ ​‍​‍‌‌​ ‌‌‌​‌​​‍ ‍‌‍​ ‌‍‍​‌‍‍‌‌‍ ​‌‍‌​‌ ​‍‌‍‌‌‌‍ ‍​‍‌‌​ ‌‌‌​​‍‌‌ ‌‍‍ ‌‍‌‌‌ ‍‌​‍‌‌​ ​ ‌​‌​​‍‌‌​ ​ ‌​‌​​‍‌‌​ ​‍​ ​‍‌‍‌​‌‍​ ‌‍‌‍​ ​ ​ ‌‍​ ‌​‌‍‌‌‌‍​‍​ ​​‌‍​‍‌‍‌​​ ​‌​‍‌‌​ ​‍​ ​‍​‍‌‌​ ‌‌‌​‌​​‍ ‍‌ ‌​‌‍‌‌‌ ‍​‌ ‌​​ ‌‍​‍‌‍​‌‌ ​ ‌‍‌‌‌‌‌‌‌ ​‍‌‍ ​​ ‌‌‍‍​‌ ‌​‌ ‌​‌ ​​​‍‌‌​ ​ ‌​​‌​‍‌‌​ ​‍‌​‌‍​‍‌‌​ ​‍‌​‌‍‌‍ ​‌‍ ‌‍​ ‌‍​‌‌‍ ​‌‍‍​‌‍ ‌ ​ ‌ ‌​​‍‌‌​ ​ ‌​​‌​ ​ ​ ​ ​ ​ ​ ​ ​‍‌‍‌‍‍‌‌‍‌​​ ‌​ ‌ ​ ​‍‌‍‌‍‌‍‌‌​ ​ ​ ‌​​ ‍​​ ‍‌​‍ ‌​ ‌‌​ ‌‌‌‍‌‌​ ‍​​‍ ‌​ ‌​​ ‌‌​ ‌ ​ ‌ ​‍ ‌​ ‍‌‌‍​‌​ ‌‌‌‍‌‍​‍ ‌​ ‍​​ ​​​ ‌​​ ​‍​ ‍​‌‍‌‍​ ‍‌​ ​‍‌‍​‌​ ​‍​ ‌​​ ‍​​‍‌‍‌ ‌​‌ ‍‌‌ ​​‌‍‌‌​ ‌‌‍ ‍‌‍‌‌‌ ‌ ‌ ​ ​‍‌‍‌ ​​‌‍​‌‌ ‌​‌‍‍​​ ‌‌‍‌​‌‍‌‌‌ ​ ‌‍​ ‌ ​‍‌‍‍‌‌ ​​‌ ‌​‌‍‍‌‌‍ ‌‍ ‍​‍‌‌​ ‌‌‌​​‍‌‌ ‌‍‍ ‌‍‌‌‌ ‍‌​‍‌‌​ ​ ‌​‌​​‍‌‌​ ​ ‌​‌​​‍‌‌​ ​‍​ ​‍​ ​ ​ ‌ ‌‍‌‍​ ‌​​ ‌​‌‍‌‍​ ​‌‌‍​‍​ ​‌​ ​‌​ ​ ‌‍​ ​‍‌‌​ ​‍​ ​‍​‍‌‌​ ‌‌‌​‌​​‍ ‍‌‍​ ‌‍‍​‌‍‍‌‌‍ ​‌‍‌​‌ ​‍‌‍‌‌‌‍ ‍​‍‌‌​ ‌‌‌​​‍‌‌ ‌‍‍ ‌‍‌‌‌ ‍‌​‍‌‌​ ​ ‌​‌​​‍‌‌​ ​ ‌​‌​​‍‌‌​ ​‍​ ​‍‌‍‌​‌‍​ ‌‍‌‍​ ​ ​ ‌‍​ ‌​‌‍‌‌‌‍​‍​ ​​‌‍​‍‌‍‌​​ ​‌​‍‌‌​ ​‍​ ​‍​‍‌‌​ ‌‌‌​‌​​‍ ‍‌ ‌​‌‍‌‌‌ ‍​‌ ‌​​‍‌‍‌ ​​‌‍‌‌‌ ​‍‌ ​ ‌ ​​‌‍‌‌‌‍​ ‌ ‌​‌‍‍‌‌ ‌‍‌‍‌‌​ ‌‌ ​​‌ ‌‌‌‍​‍‌‍ ​‌‍‍‌‌ ​ ‌‍‍​‌‍‌‌‌‍‌​​‍​‍‌ ‌
Recorded by ​​​​‌ ‍ ​‍​‍‌‍ ‌ ​‍‌‍‍‌‌‍‌ ‌‍‍‌‌‍ ‍​‍​‍​ ‍‍​‍​‍‌ ​ ‌‍​‌‌‍ ‍‌‍‍‌‌ ‌​‌ ‍‌​‍ ‍‌‍‍‌‌‍ ​‍​‍​‍ ​​‍​‍‌‍‍​‌ ​‍‌‍‌‌‌‍‌‍​‍​‍​ ‍‍​‍​‍‌‍‍​‌ ‌​‌ ‌​‌ ​​​ ‍‍​‍ ​‍ ‌‍ ​‌‍ ‌‍​ ‌‍​‌‌‍ ​‌‍‍​‌‍ ‌ ​ ‌ ‌​​ ‍‍​ ​ ​ ​ ​ ​ ​ ​ ​‍ ‌‍‍‌‌‍ ‍‌ ‌​‌‍‌‌‌‍ ‍‌ ‌​​‍ ‌‍‌‌‌‍‌​‌‍‍‌‌ ‌​​‍ ‌‍ ‌‌‍ ‌‍‌​‌‍‌‌​ ‌‌ ​​‌ ​‍‌‍‌‌‌ ​ ‌‍‌‌‌‍ ‍‌ ‌​‌‍​‌‌ ‌​‌‍‍‌‌‍ ‌‍ ‍​ ‍ ‌‍‍‌‌‍‌​​ ‌​ ‌ ​ ​‍‌‍‌‍‌‍‌‌​ ​ ​ ‌​​ ‍​​ ‍‌​‍ ‌​ ‌‌​ ‌‌‌‍‌‌​ ‍​​‍ ‌​ ‌​​ ‌‌​ ‌ ​ ‌ ​‍ ‌​ ‍‌‌‍​‌​ ‌‌‌‍‌‍​‍ ‌​ ‍​​ ​​​ ‌​​ ​‍​ ‍​‌‍‌‍​ ‍‌​ ​‍‌‍​‌​ ​‍​ ‌​​ ‍​​ ‍ ‌ ‌​‌ ‍‌‌ ​​‌‍‌‌​ ‌‌‍ ‍‌‍‌‌‌ ‌ ‌ ​ ​ ‍ ‌ ​​‌‍​‌‌ ‌​‌‍‍​​ ‌‌‍ ​‌‍ ‌‍​ ‌‍​‌‌ ‌​‌‍‍‌‌‍ ‌‍ ‍‌‌​‍‌‍‌‌‌‍‌‍‌‍‌‌‌ ​‍‌‍‌‌‌‍ ‍‌‍​ ‌‍‌‌​‍‌‌​ ‌‌‌​​‍‌‌ ‌‍‍ ‌‍‌‌‌ ‍‌​‍‌‌​ ​ ‌​‌​​‍‌‌​ ​ ‌​‌​​‍‌‌​ ​‍​ ​‍​ ‌​​ ​‍​ ‍‌​ ​‌‌‍​‌​ ‌ ​ ​ ‌‍‌‍​ ​ ​ ‍‌​ ‌‌​ ‍‌​‍‌‌​ ​‍​ ​‍​‍‌‌​ ‌‌‌​‌​​‍ ‍‌‍​ ‌‍‍​‌‍‍‌‌‍ ​‌‍‌​‌ ​‍‌‍‌‌‌‍ ‍​‍‌‌​ ‌‌‌​​‍‌‌ ‌‍‍ ‌‍‌‌‌ ‍‌​‍‌‌​ ​ ‌​‌​​‍‌‌​ ​ ‌​‌​​‍‌‌​ ​‍​ ​‍​ ​‍​ ‌‍​ ‍​​ ‌ ​ ​ ​ ​​‌‍‌‍‌‍​‍​ ​​​ ​‍‌‍​‌​ ​‍​‍‌‌​ ​‍​ ​‍​‍‌‌​ ‌‌‌​‌​​‍ ‍‌ ‌​‌‍‌‌‌ ‍​‌ ‌​​ ‌‍​‍‌‍​‌‌ ​ ‌‍‌‌‌‌‌‌‌ ​‍‌‍ ​​ ‌‌‍‍​‌ ‌​‌ ‌​‌ ​​​‍‌‌​ ​ ‌​​‌​‍‌‌​ ​‍‌​‌‍​‍‌‌​ ​‍‌​‌‍‌‍ ​‌‍ ‌‍​ ‌‍​‌‌‍ ​‌‍‍​‌‍ ‌ ​ ‌ ‌​​‍‌‌​ ​ ‌​​‌​ ​ ​ ​ ​ ​ ​ ​ ​‍‌‍‌‍‍‌‌‍‌​​ ‌​ ‌ ​ ​‍‌‍‌‍‌‍‌‌​ ​ ​ ‌​​ ‍​​ ‍‌​‍ ‌​ ‌‌​ ‌‌‌‍‌‌​ ‍​​‍ ‌​ ‌​​ ‌‌​ ‌ ​ ‌ ​‍ ‌​ ‍‌‌‍​‌​ ‌‌‌‍‌‍​‍ ‌​ ‍​​ ​​​ ‌​​ ​‍​ ‍​‌‍‌‍​ ‍‌​ ​‍‌‍​‌​ ​‍​ ‌​​ ‍​​‍‌‍‌ ‌​‌ ‍‌‌ ​​‌‍‌‌​ ‌‌‍ ‍‌‍‌‌‌ ‌ ‌ ​ ​‍‌‍‌ ​​‌‍​‌‌ ‌​‌‍‍​​ ‌‌‍ ​‌‍ ‌‍​ ‌‍​‌‌ ‌​‌‍‍‌‌‍ ‌‍ ‍‌‌​‍‌‍‌‌‌‍‌‍‌‍‌‌‌ ​‍‌‍‌‌‌‍ ‍‌‍​ ‌‍‌‌​‍‌‌​ ‌‌‌​​‍‌‌ ‌‍‍ ‌‍‌‌‌ ‍‌​‍‌‌​ ​ ‌​‌​​‍‌‌​ ​ ‌​‌​​‍‌‌​ ​‍​ ​‍​ ‌​​ ​‍​ ‍‌​ ​‌‌‍​‌​ ‌ ​ ​ ‌‍‌‍​ ​ ​ ‍‌​ ‌‌​ ‍‌​‍‌‌​ ​‍​ ​‍​‍‌‌​ ‌‌‌​‌​​‍ ‍‌‍​ ‌‍‍​‌‍‍‌‌‍ ​‌‍‌​‌ ​‍‌‍‌‌‌‍ ‍​‍‌‌​ ‌‌‌​​‍‌‌ ‌‍‍ ‌‍‌‌‌ ‍‌​‍‌‌​ ​ ‌​‌​​‍‌‌​ ​ ‌​‌​​‍‌‌​ ​‍​ ​‍​ ​‍​ ‌‍​ ‍​​ ‌ ​ ​ ​ ​​‌‍‌‍‌‍​‍​ ​​​ ​‍‌‍​‌​ ​‍​‍‌‌​ ​‍​ ​‍​‍‌‌​ ‌‌‌​‌​​‍ ‍‌ ‌​‌‍‌‌‌ ‍​‌ ‌​​‍‌‍‌ ​​‌‍‌‌‌ ​‍‌ ​ ‌ ​​‌‍‌‌‌‍​ ‌ ‌​‌‍‍‌‌ ‌‍‌‍‌‌​ ‌‌ ​​‌ ‌‌‌‍​‍‌‍ ​‌‍‍‌‌ ​ ‌‍‍​‌‍‌‌‌‍‌​​‍​‍‌ ‌ Monash Climate Communications Hub​​​​‌ ‍ ​‍​‍‌‍ ‌ ​‍‌‍‍‌‌‍‌ ‌‍‍‌‌‍ ‍​‍​‍​ ‍‍​‍​‍‌ ​ ‌‍​‌‌‍ ‍‌‍‍‌‌ ‌​‌ ‍‌​‍ ‍‌‍‍‌‌‍ ​‍​‍​‍ ​​‍​‍‌‍‍​‌ ​‍‌‍‌‌‌‍‌‍​‍​‍​ ‍‍​‍​‍‌‍‍​‌ ‌​‌ ‌​‌ ​​​ ‍‍​‍ ​‍ ‌‍ ​‌‍ ‌‍​ ‌‍​‌‌‍ ​‌‍‍​‌‍ ‌ ​ ‌ ‌​​ ‍‍​ ​ ​ ​ ​ ​ ​ ​ ​‍ ‌‍‍‌‌‍ ‍‌ ‌​‌‍‌‌‌‍ ‍‌ ‌​​‍ ‌‍‌‌‌‍‌​‌‍‍‌‌ ‌​​‍ ‌‍ ‌‌‍ ‌‍‌​‌‍‌‌​ ‌‌ ​​‌ ​‍‌‍‌‌‌ ​ ‌‍‌‌‌‍ ‍‌ ‌​‌‍​‌‌ ‌​‌‍‍‌‌‍ ‌‍ ‍​ ‍ ‌‍‍‌‌‍‌​​ ‌​ ‌ ​ ​‍‌‍‌‍‌‍‌‌​ ​ ​ ‌​​ ‍​​ ‍‌​‍ ‌​ ‌‌​ ‌‌‌‍‌‌​ ‍​​‍ ‌​ ‌​​ ‌‌​ ‌ ​ ‌ ​‍ ‌​ ‍‌‌‍​‌​ ‌‌‌‍‌‍​‍ ‌​ ‍​​ ​​​ ‌​​ ​‍​ ‍​‌‍‌‍​ ‍‌​ ​‍‌‍​‌​ ​‍​ ‌​​ ‍​​ ‍ ‌ ‌​‌ ‍‌‌ ​​‌‍‌‌​ ‌‌‍ ‍‌‍‌‌‌ ‌ ‌ ​ ​ ‍ ‌ ​​‌‍​‌‌ ‌​‌‍‍​​ ‌‌‍ ​‌‍ ‌‍​ ‌‍​‌‌ ‌​‌‍‍‌‌‍ ‌‍ ‍‌‌​‍‌‍‌‌‌‍‌‍‌‍‌‌‌ ​‍‌‍‌‌‌‍ ‍‌‍​ ‌‍‌‌​‍‌‌​ ‌‌‌​​‍‌‌ ‌‍‍ ‌‍‌‌‌ ‍‌​‍‌‌​ ​ ‌​‌​​‍‌‌​ ​ ‌​‌​​‍‌‌​ ​‍​ ​‍​ ‌​​ ​‍​ ‍‌​ ​‌‌‍​‌​ ‌ ​ ​ ‌‍‌‍​ ​ ​ ‍‌​ ‌‌​ ‍‌​‍‌‌​ ​‍​ ​‍​‍‌‌​ ‌‌‌​‌​​‍ ‍‌‍​ ‌‍‍​‌‍‍‌‌‍ ​‌‍‌​‌ ​‍‌‍‌‌‌‍ ‍​‍‌‌​ ‌‌‌​​‍‌‌ ‌‍‍ ‌‍‌‌‌ ‍‌​‍‌‌​ ​ ‌​‌​​‍‌‌​ ​ ‌​‌​​‍‌‌​ ​‍​ ​‍‌‍‌‍‌‍‌‍​ ​ ‌‍‌​‌‍​‌​ ‌‌​ ‌​‌‍‌‌​ ‌ ​ ​ ​ ​ ​ ‌‍​‍‌‌​ ​‍​ ​‍​‍‌‌​ ‌‌‌​‌​​‍ ‍‌ ‌​‌‍‌‌‌ ‍​‌ ‌​​ ‌‍​‍‌‍​‌‌ ​ ‌‍‌‌‌‌‌‌‌ ​‍‌‍ ​​ ‌‌‍‍​‌ ‌​‌ ‌​‌ ​​​‍‌‌​ ​ ‌​​‌​‍‌‌​ ​‍‌​‌‍​‍‌‌​ ​‍‌​‌‍‌‍ ​‌‍ ‌‍​ ‌‍​‌‌‍ ​‌‍‍​‌‍ ‌ ​ ‌ ‌​​‍‌‌​ ​ ‌​​‌​ ​ ​ ​ ​ ​ ​ ​ ​‍‌‍‌‍‍‌‌‍‌​​ ‌​ ‌ ​ ​‍‌‍‌‍‌‍‌‌​ ​ ​ ‌​​ ‍​​ ‍‌​‍ ‌​ ‌‌​ ‌‌‌‍‌‌​ ‍​​‍ ‌​ ‌​​ ‌‌​ ‌ ​ ‌ ​‍ ‌​ ‍‌‌‍​‌​ ‌‌‌‍‌‍​‍ ‌​ ‍​​ ​​​ ‌​​ ​‍​ ‍​‌‍‌‍​ ‍‌​ ​‍‌‍​‌​ ​‍​ ‌​​ ‍​​‍‌‍‌ ‌​‌ ‍‌‌ ​​‌‍‌‌​ ‌‌‍ ‍‌‍‌‌‌ ‌ ‌ ​ ​‍‌‍‌ ​​‌‍​‌‌ ‌​‌‍‍​​ ‌‌‍ ​‌‍ ‌‍​ ‌‍​‌‌ ‌​‌‍‍‌‌‍ ‌‍ ‍‌‌​‍‌‍‌‌‌‍‌‍‌‍‌‌‌ ​‍‌‍‌‌‌‍ ‍‌‍​ ‌‍‌‌​‍‌‌​ ‌‌‌​​‍‌‌ ‌‍‍ ‌‍‌‌‌ ‍‌​‍‌‌​ ​ ‌​‌​​‍‌‌​ ​ ‌​‌​​‍‌‌​ ​‍​ ​‍​ ‌​​ ​‍​ ‍‌​ ​‌‌‍​‌​ ‌ ​ ​ ‌‍‌‍​ ​ ​ ‍‌​ ‌‌​ ‍‌​‍‌‌​ ​‍​ ​‍​‍‌‌​ ‌‌‌​‌​​‍ ‍‌‍​ ‌‍‍​‌‍‍‌‌‍ ​‌‍‌​‌ ​‍‌‍‌‌‌‍ ‍​‍‌‌​ ‌‌‌​​‍‌‌ ‌‍‍ ‌‍‌‌‌ ‍‌​‍‌‌​ ​ ‌​‌​​‍‌‌​ ​ ‌​‌​​‍‌‌​ ​‍​ ​‍‌‍‌‍‌‍‌‍​ ​ ‌‍‌​‌‍​‌​ ‌‌​ ‌​‌‍‌‌​ ‌ ​ ​ ​ ​ ​ ‌‍​‍‌‌​ ​‍​ ​‍​‍‌‌​ ‌‌‌​‌​​‍ ‍‌ ‌​‌‍‌‌‌ ‍​‌ ‌​​‍‌‍‌ ​​‌‍‌‌‌ ​‍‌ ​ ‌ ​​‌‍‌‌‌‍​ ‌ ‌​‌‍‍‌‌ ‌‍‌‍‌‌​ ‌‌ ​​‌ ‌‌‌‍​‍‌‍ ​‌‍‍‌‌ ​ ‌‍‍​‌‍‌‌‌‍‌​​‍​‍‌ ‌ on 31 March,
2026.​​​​‌ ‍ ​‍​‍‌‍ ‌ ​‍‌‍‍‌‌‍‌ ‌‍‍‌‌‍ ‍​‍​‍​ ‍‍​‍​‍‌ ​ ‌‍​‌‌‍ ‍‌‍‍‌‌ ‌​‌ ‍‌​‍ ‍‌‍‍‌‌‍ ​‍​‍​‍ ​​‍​‍‌‍‍​‌ ​‍‌‍‌‌‌‍‌‍​‍​‍​ ‍‍​‍​‍‌‍‍​‌ ‌​‌ ‌​‌ ​​​ ‍‍​‍ ​‍ ‌‍ ​‌‍ ‌‍​ ‌‍​‌‌‍ ​‌‍‍​‌‍ ‌ ​ ‌ ‌​​ ‍‍​ ​ ​ ​ ​ ​ ​ ​ ​‍ ‌‍‍‌‌‍ ‍‌ ‌​‌‍‌‌‌‍ ‍‌ ‌​​‍ ‌‍‌‌‌‍‌​‌‍‍‌‌ ‌​​‍ ‌‍ ‌‌‍ ‌‍‌​‌‍‌‌​ ‌‌ ​​‌ ​‍‌‍‌‌‌ ​ ‌‍‌‌‌‍ ‍‌ ‌​‌‍​‌‌ ‌​‌‍‍‌‌‍ ‌‍ ‍​ ‍ ‌‍‍‌‌‍‌​​ ‌​ ‌ ​ ​‍‌‍‌‍‌‍‌‌​ ​ ​ ‌​​ ‍​​ ‍‌​‍ ‌​ ‌‌​ ‌‌‌‍‌‌​ ‍​​‍ ‌​ ‌​​ ‌‌​ ‌ ​ ‌ ​‍ ‌​ ‍‌‌‍​‌​ ‌‌‌‍‌‍​‍ ‌​ ‍​​ ​​​ ‌​​ ​‍​ ‍​‌‍‌‍​ ‍‌​ ​‍‌‍​‌​ ​‍​ ‌​​ ‍​​ ‍ ‌ ‌​‌ ‍‌‌ ​​‌‍‌‌​ ‌‌‍ ‍‌‍‌‌‌ ‌ ‌ ​ ​ ‍ ‌ ​​‌‍​‌‌ ‌​‌‍‍​​ ‌‌‍ ​‌‍ ‌‍​ ‌‍​‌‌ ‌​‌‍‍‌‌‍ ‌‍ ‍‌‌​‍‌‍‌‌‌‍‌‍‌‍‌‌‌ ​‍‌‍‌‌‌‍ ‍‌‍​ ‌‍‌‌​‍‌‌​ ‌‌‌​​‍‌‌ ‌‍‍ ‌‍‌‌‌ ‍‌​‍‌‌​ ​ ‌​‌​​‍‌‌​ ​ ‌​‌​​‍‌‌​ ​‍​ ​‍​ ‌​​ ​‍​ ‍‌​ ​‌‌‍​‌​ ‌ ​ ​ ‌‍‌‍​ ​ ​ ‍‌​ ‌‌​ ‍‌​‍‌‌​ ​‍​ ​‍​‍‌‌​ ‌‌‌​‌​​‍ ‍‌‍​ ‌‍‍​‌‍‍‌‌‍ ​‌‍‌​‌ ​‍‌‍‌‌‌‍ ‍​‍‌‌​ ‌‌‌​​‍‌‌ ‌‍‍ ‌‍‌‌‌ ‍‌​‍‌‌​ ​ ‌​‌​​‍‌‌​ ​ ‌​‌​​‍‌‌​ ​‍​ ​‍‌‍​‍​ ‌‍​ ​​​ ​​​ ​‍​ ​ ​ ‍‌​ ‌​​ ​ ​ ​‍​ ‍​​ ‌‍​‍‌‌​ ​‍​ ​‍​‍‌‌​ ‌‌‌​‌​​‍ ‍‌ ‌​‌‍‌‌‌ ‍​‌ ‌​​ ‌‍​‍‌‍​‌‌ ​ ‌‍‌‌‌‌‌‌‌ ​‍‌‍ ​​ ‌‌‍‍​‌ ‌​‌ ‌​‌ ​​​‍‌‌​ ​ ‌​​‌​‍‌‌​ ​‍‌​‌‍​‍‌‌​ ​‍‌​‌‍‌‍ ​‌‍ ‌‍​ ‌‍​‌‌‍ ​‌‍‍​‌‍ ‌ ​ ‌ ‌​​‍‌‌​ ​ ‌​​‌​ ​ ​ ​ ​ ​ ​ ​ ​‍‌‍‌‍‍‌‌‍‌​​ ‌​ ‌ ​ ​‍‌‍‌‍‌‍‌‌​ ​ ​ ‌​​ ‍​​ ‍‌​‍ ‌​ ‌‌​ ‌‌‌‍‌‌​ ‍​​‍ ‌​ ‌​​ ‌‌​ ‌ ​ ‌ ​‍ ‌​ ‍‌‌‍​‌​ ‌‌‌‍‌‍​‍ ‌​ ‍​​ ​​​ ‌​​ ​‍​ ‍​‌‍‌‍​ ‍‌​ ​‍‌‍​‌​ ​‍​ ‌​​ ‍​​‍‌‍‌ ‌​‌ ‍‌‌ ​​‌‍‌‌​ ‌‌‍ ‍‌‍‌‌‌ ‌ ‌ ​ ​‍‌‍‌ ​​‌‍​‌‌ ‌​‌‍‍​​ ‌‌‍ ​‌‍ ‌‍​ ‌‍​‌‌ ‌​‌‍‍‌‌‍ ‌‍ ‍‌‌​‍‌‍‌‌‌‍‌‍‌‍‌‌‌ ​‍‌‍‌‌‌‍ ‍‌‍​ ‌‍‌‌​‍‌‌​ ‌‌‌​​‍‌‌ ‌‍‍ ‌‍‌‌‌ ‍‌​‍‌‌​ ​ ‌​‌​​‍‌‌​ ​ ‌​‌​​‍‌‌​ ​‍​ ​‍​ ‌​​ ​‍​ ‍‌​ ​‌‌‍​‌​ ‌ ​ ​ ‌‍‌‍​ ​ ​ ‍‌​ ‌‌​ ‍‌​‍‌‌​ ​‍​ ​‍​‍‌‌​ ‌‌‌​‌​​‍ ‍‌‍​ ‌‍‍​‌‍‍‌‌‍ ​‌‍‌​‌ ​‍‌‍‌‌‌‍ ‍​‍‌‌​ ‌‌‌​​‍‌‌ ‌‍‍ ‌‍‌‌‌ ‍‌​‍‌‌​ ​ ‌​‌​​‍‌‌​ ​ ‌​‌​​‍‌‌​ ​‍​ ​‍‌‍​‍​ ‌‍​ ​​​ ​​​ ​‍​ ​ ​ ‍‌​ ‌​​ ​ ​ ​‍​ ‍​​ ‌‍​‍‌‌​ ​‍​ ​‍​‍‌‌​ ‌‌‌​‌​​‍ ‍‌ ‌​‌‍‌‌‌ ‍​‌ ‌​​‍‌‍‌ ​​‌‍‌‌‌ ​‍‌ ​ ‌ ​​‌‍‌‌‌‍​ ‌ ‌​‌‍‍‌‌ ‌‍‌‍‌‌​ ‌‌ ​​‌ ‌‌‌‍​‍‌‍ ​‌‍‍‌‌ ​ ‌‍‍​‌‍‌‌‌‍‌​​‍​‍‌ ‌
Rod Sims​​​​‌ ‍ ​‍​‍‌‍ ‌ ​‍‌‍‍‌‌‍‌ ‌‍‍‌‌‍ ‍​‍​‍​ ‍‍​‍​‍‌ ​ ‌‍​‌‌‍ ‍‌‍‍‌‌ ‌​‌ ‍‌​‍ ‍‌‍‍‌‌‍ ​‍​‍​‍ ​​‍​‍‌‍‍​‌ ​‍‌‍‌‌‌‍‌‍​‍​‍​ ‍‍​‍​‍‌‍‍​‌ ‌​‌ ‌​‌ ​​​ ‍‍​‍ ​‍ ‌‍ ​‌‍ ‌‍​ ‌‍​‌‌‍ ​‌‍‍​‌‍ ‌ ​ ‌ ‌​​ ‍‍​ ​ ​ ​ ​ ​ ​ ​ ​‍ ‌‍‍‌‌‍ ‍‌ ‌​‌‍‌‌‌‍ ‍‌ ‌​​‍ ‌‍‌‌‌‍‌​‌‍‍‌‌ ‌​​‍ ‌‍ ‌‌‍ ‌‍‌​‌‍‌‌​ ‌‌ ​​‌ ​‍‌‍‌‌‌ ​ ‌‍‌‌‌‍ ‍‌ ‌​‌‍​‌‌ ‌​‌‍‍‌‌‍ ‌‍ ‍​ ‍ ‌‍‍‌‌‍‌​​ ‌​ ‌‌​ ‍​​ ‌‌​ ​‍‌‍‌​​ ‍‌​ ‌‍​ ‍​​‍ ‌​ ‍​​ ‍‌‌‍​‍​ ‌ ​‍ ‌​ ‌​​ ‍​​ ‌​‌‍‌‍​‍ ‌‌‍​‍​ ​‍​ ‍​​ ‌‍​‍ ‌​ ‍‌​ ‌‌​ ​‌‌‍​ ‌‍​‌​ ​ ​ ‍​​ ​‍‌‍​ ​ ​‌​ ‌​​ ‍‌​ ‍ ‌ ‌​‌ ‍‌‌ ​​‌‍‌‌​ ‌‌‍​‌‌ ‌‌‌ ‌​‌‍‍​‌‍ ‌ ​‍​ ‍ ‌ ​​‌‍​‌‌ ‌​‌‍‍​​ ‌‌‍ ‍‌‍​‌‌‍ ‌‌‍‌‌​ ‌‍​‍‌‍​‌‌ ​ ‌‍‌‌‌‌‌‌‌ ​‍‌‍ ​​ ‌‌‍‍​‌ ‌​‌ ‌​‌ ​​​‍‌‌​ ​ ‌​​‌​‍‌‌​ ​‍‌​‌‍​‍‌‌​ ​‍‌​‌‍‌‍ ​‌‍ ‌‍​ ‌‍​‌‌‍ ​‌‍‍​‌‍ ‌ ​ ‌ ‌​​‍‌‌​ ​ ‌​​‌​ ​ ​ ​ ​ ​ ​ ​ ​‍‌‍‌‍‍‌‌‍‌​​ ‌​ ‌‌​ ‍​​ ‌‌​ ​‍‌‍‌​​ ‍‌​ ‌‍​ ‍​​‍ ‌​ ‍​​ ‍‌‌‍​‍​ ‌ ​‍ ‌​ ‌​​ ‍​​ ‌​‌‍‌‍​‍ ‌‌‍​‍​ ​‍​ ‍​​ ‌‍​‍ ‌​ ‍‌​ ‌‌​ ​‌‌‍​ ‌‍​‌​ ​ ​ ‍​​ ​‍‌‍​ ​ ​‌​ ‌​​ ‍‌​‍‌‍‌ ‌​‌ ‍‌‌ ​​‌‍‌‌​ ‌‌‍​‌‌ ‌‌‌ ‌​‌‍‍​‌‍ ‌ ​‍​‍‌‍‌ ​​‌‍​‌‌ ‌​‌‍‍​​ ‌‌‍ ‍‌‍​‌‌‍ ‌‌‍‌‌​‍‌‍‌ ​​‌‍‌‌‌ ​‍‌ ​ ‌ ​​‌‍‌‌‌‍​ ‌ ‌​‌‍‍‌‌ ‌‍‌‍‌‌​ ‌‌ ​​‌ ‌‌‌‍​‍‌‍ ​‌‍‍‌‌ ​ ‌‍‍​‌‍‌‌‌‍‌​​‍​‍‌ ‌
Chair​​​​‌ ‍ ​‍​‍‌‍ ‌ ​‍‌‍‍‌‌‍‌ ‌‍‍‌‌‍ ‍​‍​‍​ ‍‍​‍​‍‌ ​ ‌‍​‌‌‍ ‍‌‍‍‌‌ ‌​‌ ‍‌​‍ ‍‌‍‍‌‌‍ ​‍​‍​‍ ​​‍​‍‌‍‍​‌ ​‍‌‍‌‌‌‍‌‍​‍​‍​ ‍‍​‍​‍‌‍‍​‌ ‌​‌ ‌​‌ ​​​ ‍‍​‍ ​‍ ‌‍ ​‌‍ ‌‍​ ‌‍​‌‌‍ ​‌‍‍​‌‍ ‌ ​ ‌ ‌​​ ‍‍​ ​ ​ ​ ​ ​ ​ ​ ​‍ ‌‍‍‌‌‍ ‍‌ ‌​‌‍‌‌‌‍ ‍‌ ‌​​‍ ‌‍‌‌‌‍‌​‌‍‍‌‌ ‌​​‍ ‌‍ ‌‌‍ ‌‍‌​‌‍‌‌​ ‌‌ ​​‌ ​‍‌‍‌‌‌ ​ ‌‍‌‌‌‍ ‍‌ ‌​‌‍​‌‌ ‌​‌‍‍‌‌‍ ‌‍ ‍​ ‍ ‌‍‍‌‌‍‌​​ ‌​ ‌‌​ ‍​​ ‌‌​ ​‍‌‍‌​​ ‍‌​ ‌‍​ ‍​​‍ ‌​ ‍​​ ‍‌‌‍​‍​ ‌ ​‍ ‌​ ‌​​ ‍​​ ‌​‌‍‌‍​‍ ‌‌‍​‍​ ​‍​ ‍​​ ‌‍​‍ ‌​ ‍‌​ ‌‌​ ​‌‌‍​ ‌‍​‌​ ​ ​ ‍​​ ​‍‌‍​ ​ ​‌​ ‌​​ ‍‌​ ‍ ‌ ‌​‌ ‍‌‌ ​​‌‍‌‌​ ‌‌‍​‌‌ ‌‌‌ ‌​‌‍‍​‌‍ ‌ ​‍​ ‍ ‌ ​​‌‍​‌‌ ‌​‌‍‍​​ ‌‌ ‌​‌‍‍‌‌ ‌​‌‍ ​‌‍‌‌​ ‌‍​‍‌‍​‌‌ ​ ‌‍‌‌‌‌‌‌‌ ​‍‌‍ ​​ ‌‌‍‍​‌ ‌​‌ ‌​‌ ​​​‍‌‌​ ​ ‌​​‌​‍‌‌​ ​‍‌​‌‍​‍‌‌​ ​‍‌​‌‍‌‍ ​‌‍ ‌‍​ ‌‍​‌‌‍ ​‌‍‍​‌‍ ‌ ​ ‌ ‌​​‍‌‌​ ​ ‌​​‌​ ​ ​ ​ ​ ​ ​ ​ ​‍‌‍‌‍‍‌‌‍‌​​ ‌​ ‌‌​ ‍​​ ‌‌​ ​‍‌‍‌​​ ‍‌​ ‌‍​ ‍​​‍ ‌​ ‍​​ ‍‌‌‍​‍​ ‌ ​‍ ‌​ ‌​​ ‍​​ ‌​‌‍‌‍​‍ ‌‌‍​‍​ ​‍​ ‍​​ ‌‍​‍ ‌​ ‍‌​ ‌‌​ ​‌‌‍​ ‌‍​‌​ ​ ​ ‍​​ ​‍‌‍​ ​ ​‌​ ‌​​ ‍‌​‍‌‍‌ ‌​‌ ‍‌‌ ​​‌‍‌‌​ ‌‌‍​‌‌ ‌‌‌ ‌​‌‍‍​‌‍ ‌ ​‍​‍‌‍‌ ​​‌‍​‌‌ ‌​‌‍‍​​ ‌‌ ‌​‌‍‍‌‌ ‌​‌‍ ​‌‍‌‌​‍‌‍‌ ​​‌‍‌‌‌ ​‍‌ ​ ‌ ​​‌‍‌‌‌‍​ ‌ ‌​‌‍‍‌‌ ‌‍‌‍‌‌​ ‌‌ ​​‌ ‌‌‌‍​‍‌‍ ​‌‍‍‌‌ ​ ‌‍‍​‌‍‌‌‌‍‌​​‍​‍‌ ‌
Share
Following the release of the Australian Government’s National AI
Plan, attention is turning to the infrastructure required to support
rapid growth in artificial intelligence – particularly the expansion of
large-scale data centres. ​​​​‌ ‍ ​‍​‍‌‍ ‌ ​‍‌‍‍‌‌‍‌ ‌‍‍‌‌‍ ‍​‍​‍​ ‍‍​‍​‍‌ ​ ‌‍​‌‌‍ ‍‌‍‍‌‌ ‌​‌ ‍‌​‍ ‍‌‍‍‌‌‍ ​‍​‍​‍ ​​‍​‍‌‍‍​‌ ​‍‌‍‌‌‌‍‌‍​‍​‍​ ‍‍​‍​‍‌‍‍​‌ ‌​‌ ‌​‌ ​​​ ‍‍​‍ ​‍ ‌‍ ​‌‍ ‌‍​ ‌‍​‌‌‍ ​‌‍‍​‌‍ ‌ ​ ‌ ‌​​ ‍‍​ ​ ​ ​ ​ ​ ​ ​ ​‍ ‌‍‍‌‌‍ ‍‌ ‌​‌‍‌‌‌‍ ‍‌ ‌​​‍ ‌‍‌‌‌‍‌​‌‍‍‌‌ ‌​​‍ ‌‍ ‌‌‍ ‌‍‌​‌‍‌‌​ ‌‌ ​​‌ ​‍‌‍‌‌‌ ​ ‌‍‌‌‌‍ ‍‌ ‌​‌‍​‌‌ ‌​‌‍‍‌‌‍ ‌‍ ‍​ ‍ ‌‍‍‌‌‍‌​​ ‌​ ‌ ​ ​‍‌‍‌‍‌‍‌‌​ ​ ​ ‌​​ ‍​​ ‍‌​‍ ‌​ ‌‌​ ‌‌‌‍‌‌​ ‍​​‍ ‌​ ‌​​ ‌‌​ ‌ ​ ‌ ​‍ ‌​ ‍‌‌‍​‌​ ‌‌‌‍‌‍​‍ ‌​ ‍​​ ​​​ ‌​​ ​‍​ ‍​‌‍‌‍​ ‍‌​ ​‍‌‍​‌​ ​‍​ ‌​​ ‍​​ ‍ ‌ ‌​‌ ‍‌‌ ​​‌‍‌‌​ ‌‌‍ ‍‌‍‌‌‌ ‌ ‌ ​ ​ ‍ ‌ ​​‌‍​‌‌ ‌​‌‍‍​​ ‌‌‍​ ‌‍ ‌‍ ‍‌ ‌​‌‍‌‌‌‍ ‍‌ ‌​​‍‌‌​ ‌‌‌​​‍‌‌ ‌‍‍ ‌‍‌‌‌ ‍‌​‍‌‌​ ​ ‌​‌​​‍‌‌​ ​ ‌​‌​​‍‌‌​ ​‍​ ​‍​ ​‌​ ‌ ‌‍‌​​ ‌​​ ​​‌‍‌​​ ‌‍‌‍‌​‌‍‌‍‌‍‌​​ ​​‌‍‌‍​‍‌‌​ ​‍​ ​‍​‍‌‌​ ‌‌‌​‌​​‍ ‍‌‍​ ‌‍‍​‌‍‍‌‌‍ ​‌‍‌​‌ ​‍‌‍‌‌‌‍ ‍​‍‌‌​ ‌‌‌​​‍‌‌ ‌‍‍ ‌‍‌‌‌ ‍‌​‍‌‌​ ​ ‌​‌​​‍‌‌​ ​ ‌​‌​​‍‌‌​ ​‍​ ​‍‌‍‌‌​ ‌ ‌‍​‌‌‍‌‌‌‍​ ​ ‌​​ ‍​​ ‌‍​ ‌ ‌‍​‍​ ​​​ ​‌​‍‌‌​ ​‍​ ​‍​‍‌‌​ ‌‌‌​‌​​‍ ‍‌ ‌​‌‍‌‌‌ ‍​‌ ‌​​ ‌‍​‍‌‍​‌‌ ​ ‌‍‌‌‌‌‌‌‌ ​‍‌‍ ​​ ‌‌‍‍​‌ ‌​‌ ‌​‌ ​​​‍‌‌​ ​ ‌​​‌​‍‌‌​ ​‍‌​‌‍​‍‌‌​ ​‍‌​‌‍‌‍ ​‌‍ ‌‍​ ‌‍​‌‌‍ ​‌‍‍​‌‍ ‌ ​ ‌ ‌​​‍‌‌​ ​ ‌​​‌​ ​ ​ ​ ​ ​ ​ ​ ​‍‌‍‌‍‍‌‌‍‌​​ ‌​ ‌ ​ ​‍‌‍‌‍‌‍‌‌​ ​ ​ ‌​​ ‍​​ ‍‌​‍ ‌​ ‌‌​ ‌‌‌‍‌‌​ ‍​​‍ ‌​ ‌​​ ‌‌​ ‌ ​ ‌ ​‍ ‌​ ‍‌‌‍​‌​ ‌‌‌‍‌‍​‍ ‌​ ‍​​ ​​​ ‌​​ ​‍​ ‍​‌‍‌‍​ ‍‌​ ​‍‌‍​‌​ ​‍​ ‌​​ ‍​​‍‌‍‌ ‌​‌ ‍‌‌ ​​‌‍‌‌​ ‌‌‍ ‍‌‍‌‌‌ ‌ ‌ ​ ​‍‌‍‌ ​​‌‍​‌‌ ‌​‌‍‍​​ ‌‌‍​ ‌‍ ‌‍ ‍‌ ‌​‌‍‌‌‌‍ ‍‌ ‌​​‍‌‌​ ‌‌‌​​‍‌‌ ‌‍‍ ‌‍‌‌‌ ‍‌​‍‌‌​ ​ ‌​‌​​‍‌‌​ ​ ‌​‌​​‍‌‌​ ​‍​ ​‍​ ​‌​ ‌ ‌‍‌​​ ‌​​ ​​‌‍‌​​ ‌‍‌‍‌​‌‍‌‍‌‍‌​​ ​​‌‍‌‍​‍‌‌​ ​‍​ ​‍​‍‌‌​ ‌‌‌​‌​​‍ ‍‌‍​ ‌‍‍​‌‍‍‌‌‍ ​‌‍‌​‌ ​‍‌‍‌‌‌‍ ‍​‍‌‌​ ‌‌‌​​‍‌‌ ‌‍‍ ‌‍‌‌‌ ‍‌​‍‌‌​ ​ ‌​‌​​‍‌‌​ ​ ‌​‌​​‍‌‌​ ​‍​ ​‍‌‍‌‌​ ‌ ‌‍​‌‌‍‌‌‌‍​ ​ ‌​​ ‍​​ ‌‍​ ‌ ‌‍​‍​ ​​​ ​‌​‍‌‌​ ​‍​ ​‍​‍‌‌​ ‌‌‌​‌​​‍ ‍‌ ‌​‌‍‌‌‌ ‍​‌ ‌​​‍‌‍‌ ​​‌‍‌‌‌ ​‍‌ ​ ‌ ​​‌‍‌‌‌‍​ ‌ ‌​‌‍‍‌‌ ‌‍‌‍‌‌​ ‌‌ ​​‌ ‌‌‌‍​‍‌‍ ​‌‍‍‌‌ ​ ‌‍‍​‌‍‌‌‌‍‌​​‍​‍‌ ‌